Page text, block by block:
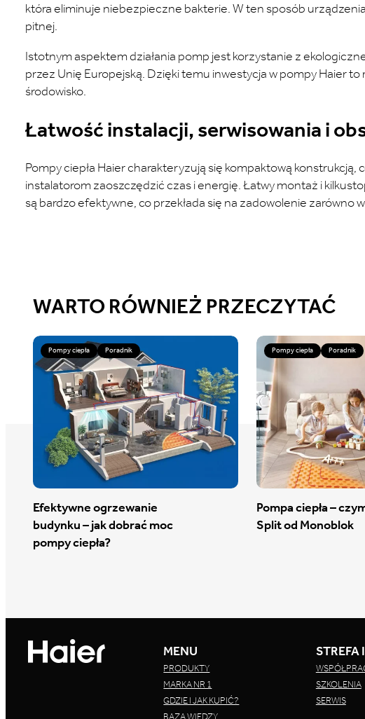
która eliminuje niebezpieczne bakterie. W ten sposób
pitnej.
Istotnym aspektem działania pomp jest korzystanie z
przez Unię Europejską. Dzięki temu inwestycja w pompy Haier
środowisko.
Łatwość instalacji, serwisowania i
Pompy ciepła Haier charakteryzują się kompaktową konstrukcją,
instalatorom zaoszczędzić czas i energię. Łatwy montaż i
są bardzo efektywne, co przekłada się na zadowolenie zarówno
WARTO RÓWNIEŻ PRZECZYTAĆ
Pompy ciepła Poradnik
Efektywne ogrzewanie
budynku – jak dobrać moc
pompy ciepła?
Pompy ciepła Poradnik
Pompa ciepła –
Split od Monoblok
MENU
PRODUKTY
MARKA NR 1
GDZIE I JAK KUPIĆ?
BAZA WIEDZY
STREFA
SZKOLENIA
SERWIS